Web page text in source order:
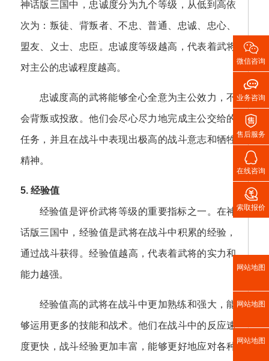
神话版三国中，忠诚度分为九个等级，从低到高依
次为：叛徒、背叛者、不忠、普通、忠诚、忠心、
盟友、义士、忠臣。忠诚度等级越高，代表着武将
对主公的忠诚程度越高。
忠诚度高的武将能够全心全意为主公效力，不
会背叛或投敌。他们会尽心尽力地完成主公交给的
任务，并且在战斗中表现出极高的战斗意志和牺牲
精神。
5. 经验值
经验值是评价武将等级的重要指标之一。在神
话版三国中，经验值是武将在战斗中积累的经验，
通过战斗获得。经验值越高，代表着武将的实力和
能力越强。
经验值高的武将在战斗中更加熟练和强大，能
够运用更多的技能和战术。他们在战斗中的反应速
度更快，战斗经验更加丰富，能够更好地应对各种

微信咨询

业务咨询

售后服务

在线咨询

索取报价
网站地图
网站地图
网站地图